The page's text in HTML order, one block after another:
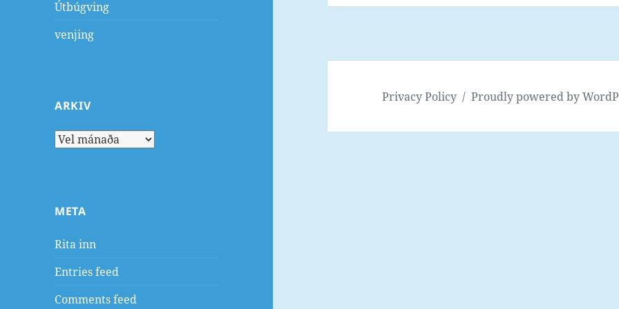
Útbúgving
venjing
ARKIV
Arkiv
META
Rita inn
Entries feed
Comments feed
Privacy Policy Proudly powered by